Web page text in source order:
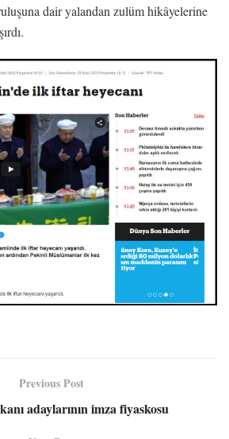
dair yalandan zulüm hikâyelerine
Previous Post
adaylarının imza fiyaskosu